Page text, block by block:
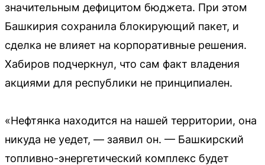
значительным дефицитом бюджета. При этом
Башкирия сохранила блокирующий пакет, и
сделка не влияет на корпоративные решения.
Хабиров подчеркнул, что сам факт владения
акциями для республики не принципиален.
«Нефтянка находится на нашей территории, она
никуда не уедет, — заявил он. — Башкирский
топливно-энергетический комплекс будет